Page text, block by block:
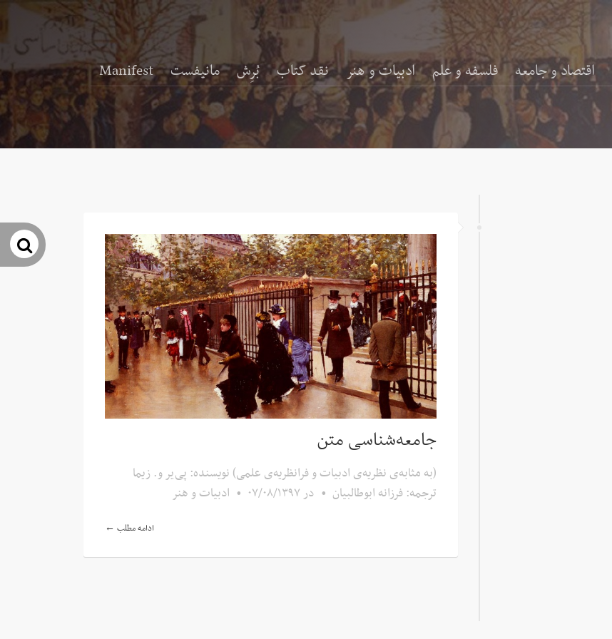
اقتصاد و جامعه فلسفه و علم ادبیات و هنر نقد کتاب بُرِش مانیفست Manifest
جامعه‌شناسی متن
(به مثابه‌ی نظریه‌ی ادبیات و فرانظریه‌ی علمی) نویسنده: پی‌یر و. زیما
ترجمه: فرزانه ابوطالبیان • در۰۷/۰۸/۱۳۹۷ • ادبیات و هنر
ادامه مطلب ←